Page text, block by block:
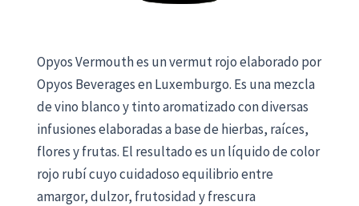
Opyos Vermouth es un vermut rojo elaborado por
Opyos Beverages en Luxemburgo. Es una mezcla
de vino blanco y tinto aromatizado con diversas
infusiones elaboradas a base de hierbas, raíces,
flores y frutas. El resultado es un líquido de color
rojo rubí cuyo cuidadoso equilibrio entre
amargor, dulzor, frutosidad y frescura